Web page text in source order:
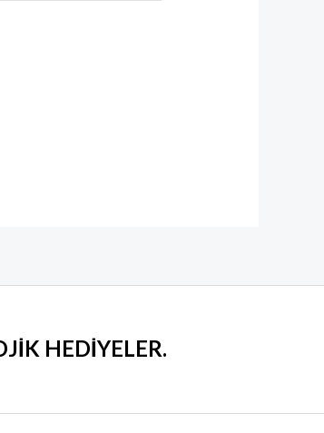
HEDİYELER.